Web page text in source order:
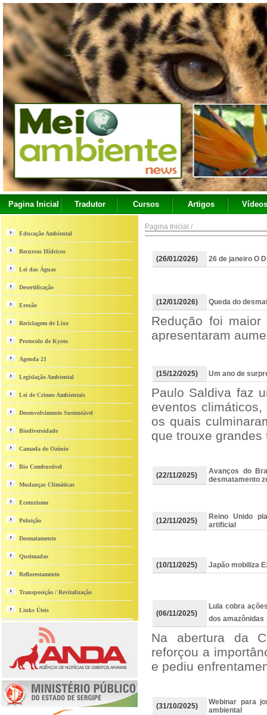
Pagina Inicial Tradutor Cursos Artigos Vídeos
Educação Ambiental
Recursos Hídricos
Lei das Águas
Desertificação
Erosão
Reciclagem de Lixo
Protocolo de Kyoto
Agenda 21
Legislação Ambiental
Lei de Crimes Ambientais
Desenvolvimento Sustentável
Biodiversidade
Camada de Ozônio
Bio Combustível
Mudanças Climáticas
Ecoturismo
Poluição
Desmatamento
Queimadas
Reflorestamento
Transposição / Revitalização
Links Úteis
Pagina Inicial /
(26/01/2026) 26 de janeiro O
(12/01/2026) Queda do
Redução foi
apresentaram
(15/12/2025) Um ano de
Paulo Saldiva faz
eventos
os quais
que trouxe
(22/11/2025)
Avanços do
desmatamento
(12/11/2025)
Reino Unido
artificial
(10/11/2025) Japão mobiliza
(06/11/2025)
Lula cobra
dos amazônidas
Na abertura da
reforçou a
e pediu
(31/10/2025)
Webinar para
ambiental